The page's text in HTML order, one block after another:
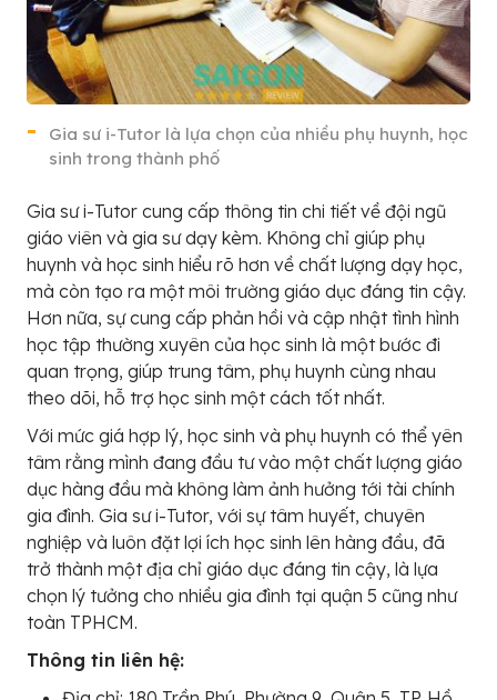
Gia sư i-Tutor là lựa chọn của nhiều phụ huynh, học
sinh trong thành phố
Gia sư i-Tutor cung cấp thông tin chi tiết về đội ngũ
giáo viên và gia sư dạy kèm. Không chỉ giúp phụ
huynh và học sinh hiểu rõ hơn về chất lượng dạy học,
mà còn tạo ra một môi trường giáo dục đáng tin cậy.
Hơn nữa, sự cung cấp phản hồi và cập nhật tình hình
học tập thường xuyên của học sinh là một bước đi
quan trọng, giúp trung tâm, phụ huynh cùng nhau
theo dõi, hỗ trợ học sinh một cách tốt nhất.
Với mức giá hợp lý, học sinh và phụ huynh có thể yên
tâm rằng mình đang đầu tư vào một chất lượng giáo
dục hàng đầu mà không làm ảnh hưởng tới tài chính
gia đình. Gia sư i-Tutor, với sự tâm huyết, chuyên
nghiệp và luôn đặt lợi ích học sinh lên hàng đầu, đã
trở thành một địa chỉ giáo dục đáng tin cậy, là lựa
chọn lý tưởng cho nhiều gia đình tại quận 5 cũng như
toàn TPHCM.
Thông tin liên hệ: